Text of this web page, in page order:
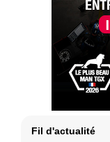
Fil d'actualité